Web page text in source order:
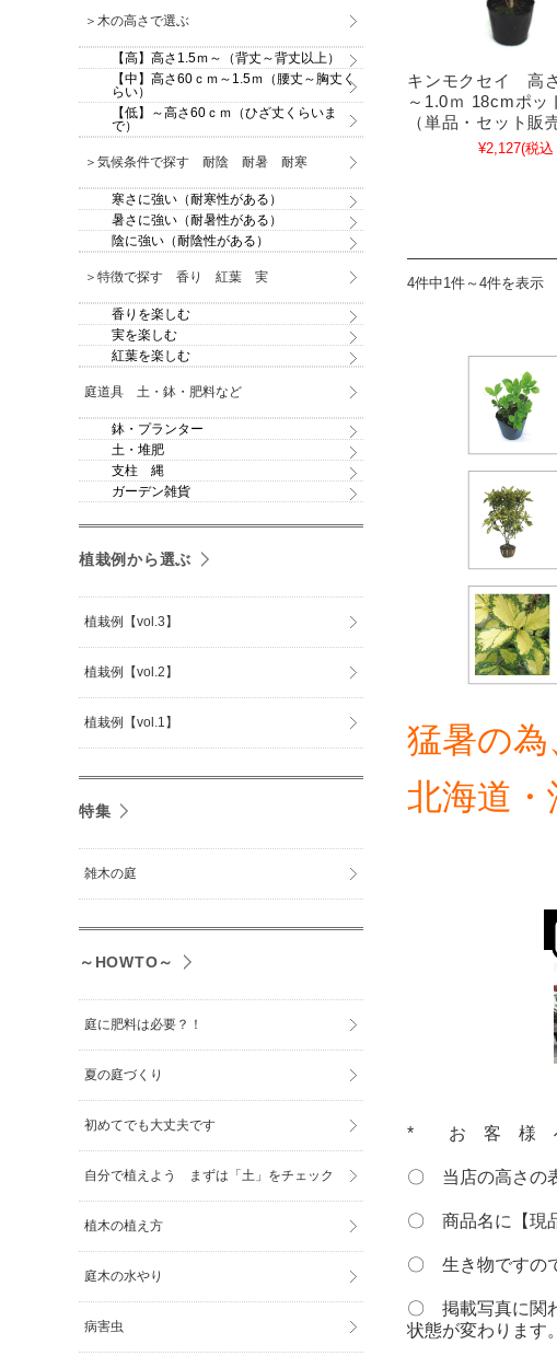
キンモクセイ 高
～1.0ｍ 18cmポッ
（単品・セット販
¥2,127(税込
4件中1件～4件を表示
猛暑の為
北海道
* お 客 様
〇 当店の高さの
〇 商品名に【現
〇 生き物ですの
〇 掲載写真に関
状態が変わります。
＞木の高さで選ぶ
【高】高さ1.5ｍ～（背丈～背丈以上）
【中】高さ60ｃｍ～1.5ｍ（腰丈～胸丈く
らい）
【低】～高さ60ｃｍ（ひざ丈くらいま
で）
＞気候条件で探す 耐陰 耐暑 耐寒
寒さに強い（耐寒性がある）
暑さに強い（耐暑性がある）
陰に強い（耐陰性がある）
＞特徴で探す 香り 紅葉 実
香りを楽しむ
実を楽しむ
紅葉を楽しむ
庭道具 土・鉢・肥料など
鉢・プランター
土・堆肥
支柱 縄
ガーデン雑貨
植栽例から選ぶ
植栽例【vol.3】
植栽例【vol.2】
植栽例【vol.1】
特集
雑木の庭
～HOWTO～
庭に肥料は必要？！
夏の庭づくり
初めてでも大丈夫です
自分で植えよう まずは「土」をチェック
植木の植え方
庭木の水やり
病害虫